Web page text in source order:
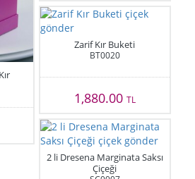
Zarif Kır Buketi
BT0020
1,880.00 TL
2 li Dresena Marginata Saksı
Çiçeği